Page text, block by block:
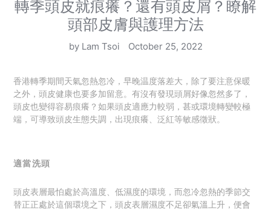
轉季頭皮就痕癢？還有頭皮屑？瞭解
頭部皮膚與護理方法
by Lam Tsoi October 25, 2022
香港轉季期間天氣忽熱忽冷， 早晚温度落差大，除了要注意保暖
之外，頭皮健康也要多加留意。有沒有發現頭屑好像忽然多了，
頭皮也變得容易痕癢？ 如果頭皮適應力較弱，甚或環境轉變較極
端，可導致頭皮生態失調，出現痕癢、泛紅等敏感徵狀。
適當洗頭
頭皮表層最怕處於高溫度、低濕度的環境，而忽冷忽熱的季節交
替正正處於這個環境之下，頭皮表層濕度不足卻氣溫上升，便會